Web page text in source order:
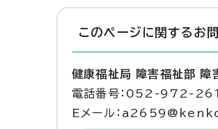
このページに関する お
健康福祉局 障害福祉部 障
電話番号：052-972-
Eメール：